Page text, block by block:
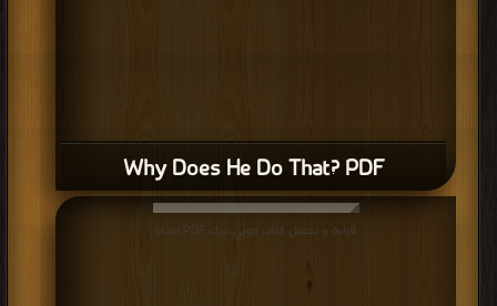
Why Does He Do That? PDF
قراءة و تحميل كتاب موبي ديك PDF مجانا